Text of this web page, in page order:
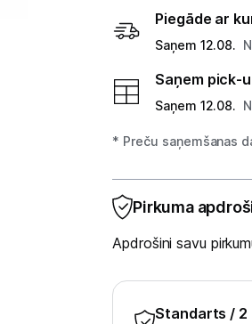
Monitoru stiprinājumi
Spēļu konsoles un piederumi
Piegāde ar
Saņem 12.08.
Saņem pick-
Saņem 12.08.
* Preču saņemšanas
Pirkuma
Apdrošini savu
Standarts / 2